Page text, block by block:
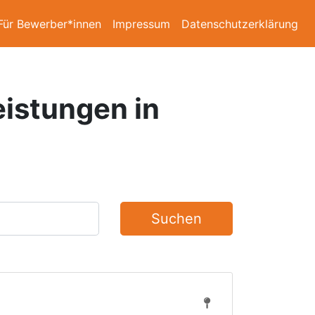
Bewerber*innen Impressum Datenschutzerklärung
in
Suchen